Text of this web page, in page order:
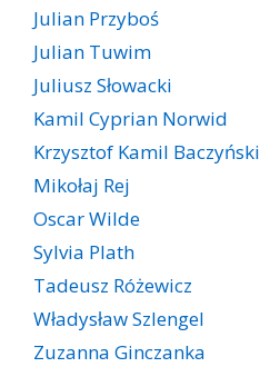
Julian Przyboś
Julian Tuwim
Juliusz Słowacki
Kamil Cyprian Norwid
Krzysztof Kamil Baczyński
Mikołaj Rej
Oscar Wilde
Sylvia Plath
Tadeusz Różewicz
Władysław Szlengel
Zuzanna Ginczanka